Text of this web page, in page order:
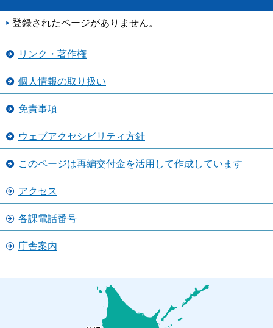
登録されたページがありません。
リンク・著作権
個人情報の取り扱い
免責事項
ウェブアクセシビリティ方針
このページは再編交付金を活用して作成しています
アクセス
各課電話番号
庁舎案内